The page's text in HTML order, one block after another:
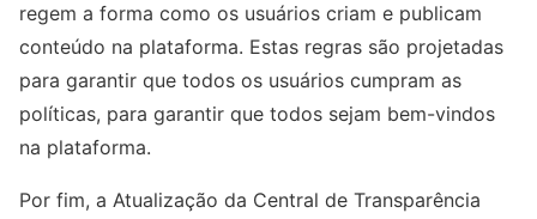
regem a forma como os usuários criam e publicam
conteúdo na plataforma. Estas regras são projetadas
para garantir que todos os usuários cumpram as
políticas, para garantir que todos sejam bem-vindos
na plataforma.
Por fim, a Atualização da Central de Transparência